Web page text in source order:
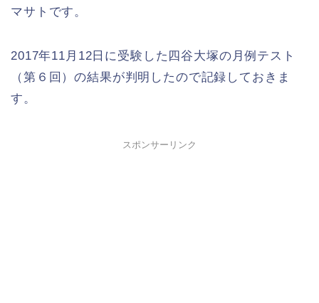
マサトです。
2017年11月12日に受験した四谷大塚の月例テスト
（第６回）の結果が判明したので記録しておきま
す。
スポンサーリンク